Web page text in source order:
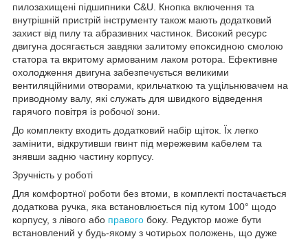
пилозахищені підшипники C&U. Кнопка включення та
внутрішній пристрій інструменту також мають додатковий
захист від пилу та абразивних частинок. Високий ресурс
двигуна досягається завдяки залитому епоксидною смолою
статора та вкритому армованим лаком ротора. Ефективне
охолодження двигуна забезпечується великими
вентиляційними отворами, крильчаткою та ущільнювачем на
приводному валу, які служать для швидкого відведення
гарячого повітря із робочої зони.
До комплекту входить додатковий набір щіток. Їх легко
замінити, відкрутивши гвинт під мережевим кабелем та
знявши задню частину корпусу.
Зручність у роботі
Для комфортної роботи без втоми, в комплекті постачається
додаткова ручка, яка встановлюється під кутом 100° щодо
корпусу, з лівого або правого боку. Редуктор може бути
встановлений у будь-якому з чотирьох положень, що дуже